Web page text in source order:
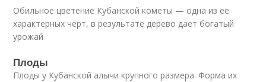
Обильное цветение Кубанской кометы — одна из её
характерных черт, в результате дерево даёт богатый
урожай
Плоды
Плоды у Кубанской алычи крупного размера. Форма их